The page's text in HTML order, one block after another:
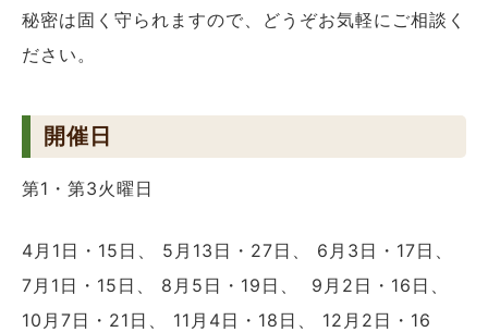
秘密は固く守られますので、どうぞお気軽にご相談く
ださい。
開催日
第1・第3火曜日
4月1日・15日、 5月13日・27日、 6月3日・17日、
7月1日・15日、 8月5日・19日、 9月2日・16日、
10月7日・21日、 11月4日・18日、 12月2日・16